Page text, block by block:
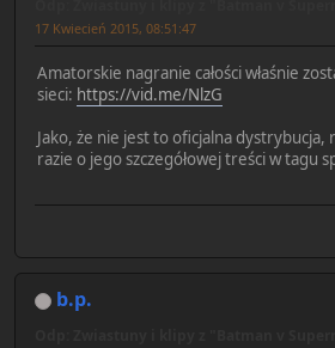
17 Kwiecień 2015, 08:51:47
Amatorskie nagranie całości właśnie
sieci: https://vid.me/NlzG
Jako, że nie jest to oficjalna dystrybucja,
razie o jego szczegółowej treści w tagu
b.p.